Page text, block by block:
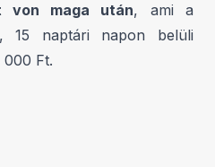
von maga után, ami a
15 naptári napon belüli
000 Ft.